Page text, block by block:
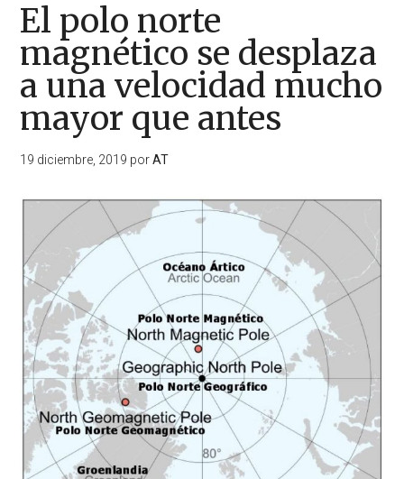
El polo norte
magnético se desplaza
a una velocidad mucho
mayor que antes
19 diciembre, 2019 porAT